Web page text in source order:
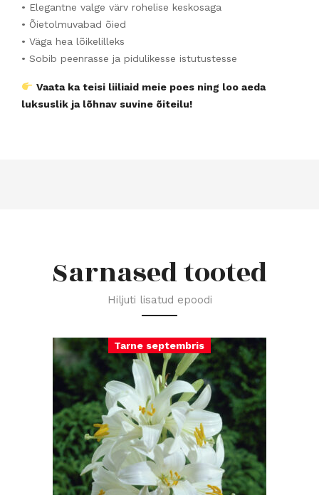
• Elegantne valge värv rohelise keskosaga
• Õietolmuvabad õied
• Väga hea lõikelilleks
• Sobib peenrasse ja pidulikesse istutustesse
Vaata ka teisi liiliaid meie poes ning loo aeda
luksuslik ja lõhnav suvine õiteilu!
Sarnased tooted
Hiljuti lisatud epoodi
Tarne septembris